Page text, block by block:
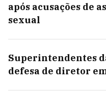
após acusações de
sexual
Superintendentes
defesa de diretor